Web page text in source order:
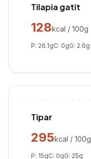
Tilapia gatit
128kcal / 100g
P: 26.1gC: 0gG: 2.6g
Tipar
295kcal / 100g
P: 15gC: 0gG: 25g